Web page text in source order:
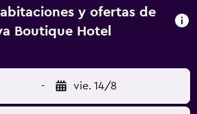
y ofertas de
Boutique Hotel
- vie. 14/8